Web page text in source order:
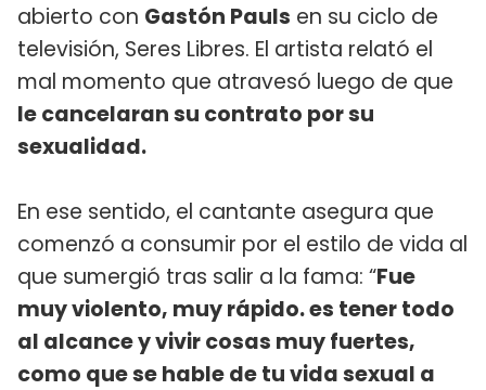
abierto con Gastón Pauls en su ciclo de
televisión, Seres Libres. El artista relató el
mal momento que atravesó luego de que
le cancelaran su contrato por su
sexualidad.
En ese sentido, el cantante asegura que
comenzó a consumir por el estilo de vida al
que sumergió tras salir a la fama: “Fue
muy violento, muy rápido. es tener todo
al alcance y vivir cosas muy fuertes,
como que se hable de tu vida sexual a